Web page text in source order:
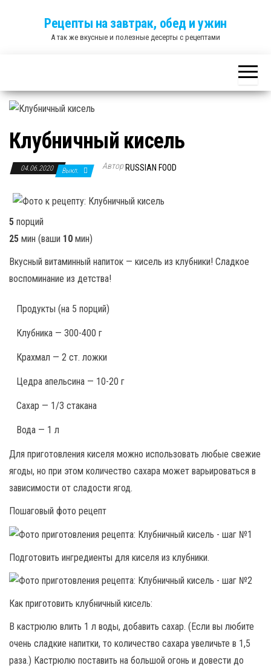
Рецепты на завтрак, обед и ужин
А так же вкусные и полезные десерты с рецептами
Клубничный кисель
04.06.2020 Выкл. Автор RUSSIAN FOOD
5 порций
25 мин (ваши 10 мин)
Вкусный витаминный напиток — кисель из клубники! Сладкое
воспоминание из детства!
Продукты (на 5 порций)
Клубника — 300-400 г
Крахмал — 2 ст. ложки
Цедра апельсина — 10-20 г
Сахар — 1/3 стакана
Вода — 1 л
Для приготовления киселя можно использовать любые свежие
ягоды, но при этом количество сахара может варьироваться в
зависимости от сладости ягод.
Пошаговый фото рецепт
Подготовить ингредиенты для киселя из клубники.
Как приготовить клубничный кисель:
В кастрюлю влить 1 л воды, добавить сахар. (Если вы любите
очень сладкие напитки, то количество сахара увеличьте в 1,5
раза.) Кастрюлю поставить на большой огонь и довести до